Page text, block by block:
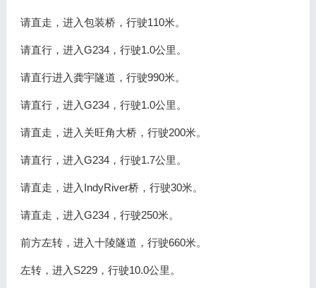
请直走，进入包装桥，行驶110米。
请直行，进入G234，行驶1.0公里。
请直行进入龚宇隧道，行驶990米。
请直行，进入G234，行驶1.0公里。
请直走，进入关旺角大桥，行驶200米。
请直行，进入G234，行驶1.7公里。
请直走，进入IndyRiver桥，行驶30米。
请直走，进入G234，行驶250米。
前方左转，进入十陵隧道，行驶660米。
左转，进入S229，行驶10.0公里。